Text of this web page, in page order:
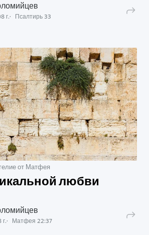
г. Псалтирь 33
от Матфея
любви
г. Матфея 22:37